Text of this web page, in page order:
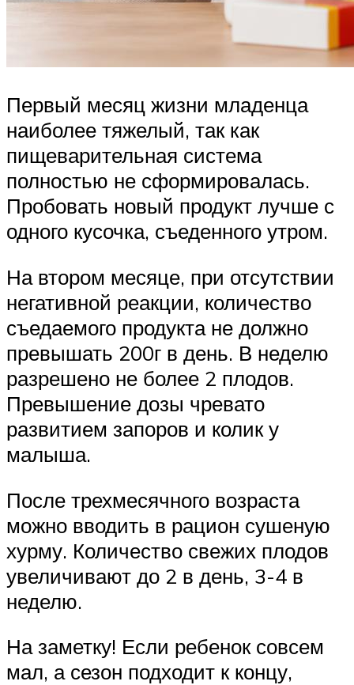
Первый месяц жизни младенца
наиболее тяжелый, так как
пищеварительная система
полностью не сформировалась.
Пробовать новый продукт лучше с
одного кусочка, съеденного утром.
На втором месяце, при отсутствии
негативной реакции, количество
съедаемого продукта не должно
превышать 200г в день. В неделю
разрешено не более 2 плодов.
Превышение дозы чревато
развитием запоров и колик у
малыша.
После трехмесячного возраста
можно вводить в рацион сушеную
хурму. Количество свежих плодов
увеличивают до 2 в день, 3-4 в
неделю.
На заметку! Если ребенок совсем
мал, а сезон подходит к концу,